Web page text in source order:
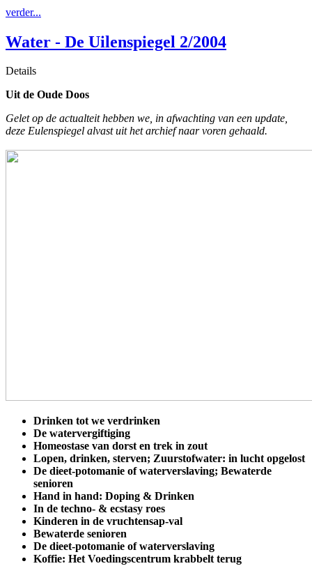
verder...
Water - De Uilenspiegel 2/2004
Details
Uit de Oude Doos
Gelet op de actualteit hebben we, in afwachting van een update,
deze Eulenspiegel alvast uit het archief naar voren gehaald.
Drinken tot we verdrinken
De watervergiftiging
Homeostase van dorst en trek in zout
Lopen, drinken, sterven; Zuurstofwater: in lucht opgelost
De dieet-potomanie of waterverslaving; Bewaterde
senioren
Hand in hand: Doping & Drinken
In de techno- & ecstasy roes
Kinderen in de vruchtensap-val
Bewaterde senioren
De dieet-potomanie of waterverslaving
Koffie: Het Voedingscentrum krabbelt terug